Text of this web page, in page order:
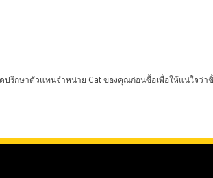
รึกษาตัวแทนจำหน่าย Cat ของคุณก่อนซื้อเพื่อให้แน่ใจว่